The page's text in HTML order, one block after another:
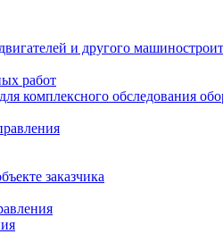
и другого
работ
комплексного обследования
заказчика